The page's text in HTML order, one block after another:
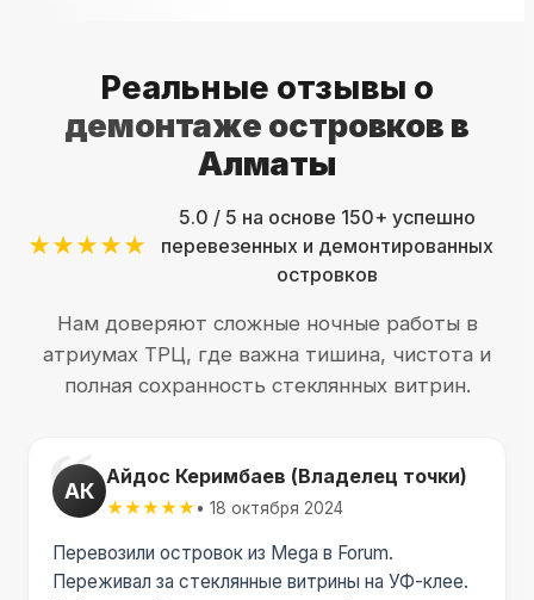
Реальные отзывы о
демонтаже островков в
Алматы
★★★★★
5.0 / 5 на основе 150+ успешно
перевезенных и демонтированных
островков
Нам доверяют сложные ночные работы в
атриумах ТРЦ, где важна тишина, чистота и
полная сохранность стеклянных витрин.
АК
Айдос Керимбаев (Владелец точки)
★★★★★• 18 октября 2024
Перевозили островок из Mega в Forum.
Переживал за стеклянные витрины на УФ-клее.